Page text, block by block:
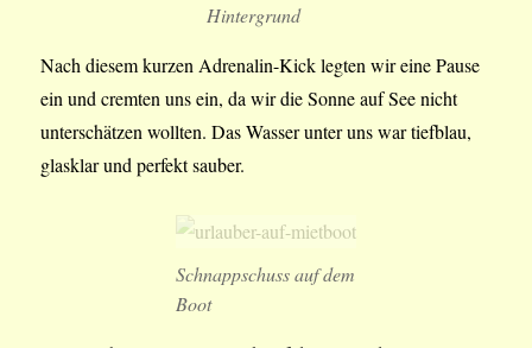
Hintergrund
Nach diesem kurzen Adrenalin-Kick legten wir eine Pause
ein und cremten uns ein, da wir die Sonne auf See nicht
unterschätzen wollten. Das Wasser unter uns war tiefblau,
glasklar und perfekt sauber.
Schnappschuss auf dem
Boot